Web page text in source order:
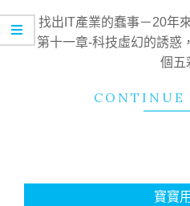
找出IT產業的蠢事－20年
第十一章-科技虛幻的誘惑
個五
CONTINUE
寶寶